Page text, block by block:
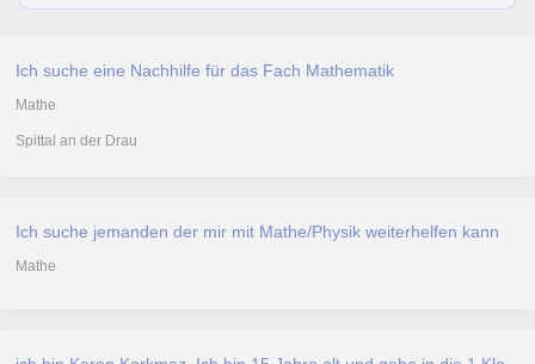
Ich suche eine Nachhilfe für das Fach Mathematik
Mathe
Spittal an der Drau
Ich suche jemanden der mir mit Mathe/Physik weiterhelfen kann
Mathe